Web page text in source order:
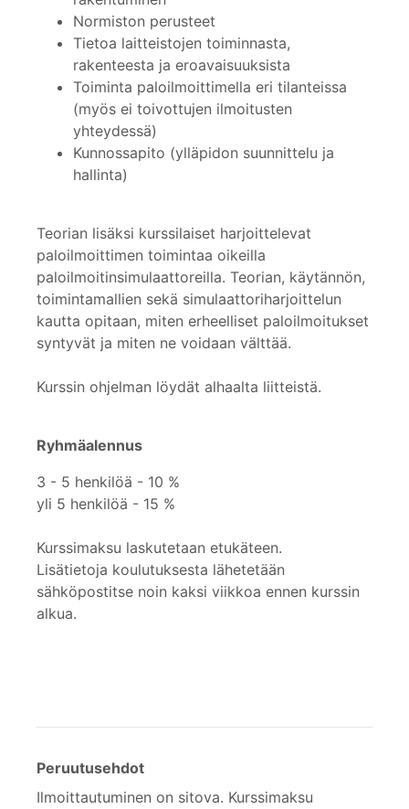
Normiston perusteet
Tietoa laitteistojen toiminnasta,
rakenteesta ja eroavaisuuksista
Toiminta paloilmoittimella eri tilanteissa
(myös ei toivottujen ilmoitusten
yhteydessä)
Kunnossapito (ylläpidon suunnittelu ja
hallinta)
Teorian lisäksi kurssilaiset harjoittelevat
paloilmoittimen toimintaa oikeilla
paloilmoitinsimulaattoreilla. Teorian, käytännön,
toimintamallien sekä simulaattoriharjoittelun
kautta opitaan, miten erheelliset paloilmoitukset
syntyvät ja miten ne voidaan välttää.
Kurssin ohjelman löydät alhaalta liitteistä.
Ryhmäalennus
3 - 5 henkilöä - 10 %
yli 5 henkilöä - 15 %
Kurssimaksu laskutetaan etukäteen.
Lisätietoja koulutuksesta lähetetään
sähköpostitse noin kaksi viikkoa ennen kurssin
alkua.
Peruutusehdot
Ilmoittautuminen on sitova. Kurssimaksu